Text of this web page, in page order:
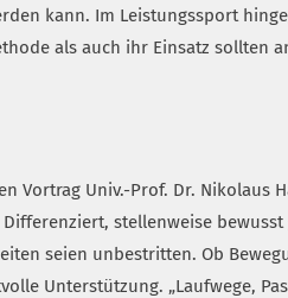
kann. Im Leistungssport
als auch ihr Einsatz sollten
Univ.-Prof. Dr. Nikolaus
stellenweise
seien unbestritten. Ob
Unterstützung. „Laufwege,